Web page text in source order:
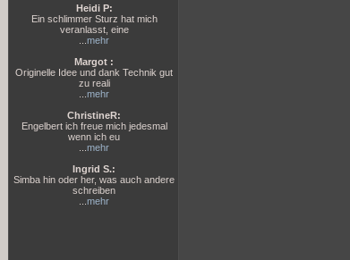
Heidi P:
Ein schlimmer Sturz hat mich
veranlasst, eine
mehr
Margot :
Originelle Idee und dank Technik gut
zu reali
mehr
ChristineR:
Engelbert ich freue mich jedesmal
wenn ich eu
mehr
Ingrid S.:
Simba hin oder her, was auch andere
schreiben
mehr